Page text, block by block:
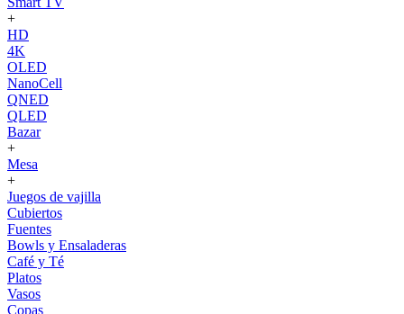
+
HD
4K
OLED
NanoCell
QNED
QLED
Bazar
+
Mesa
+
Juegos de vajilla
Cubiertos
Fuentes
Bowls y Ensaladeras
Café y Té
Platos
Vasos
Copas